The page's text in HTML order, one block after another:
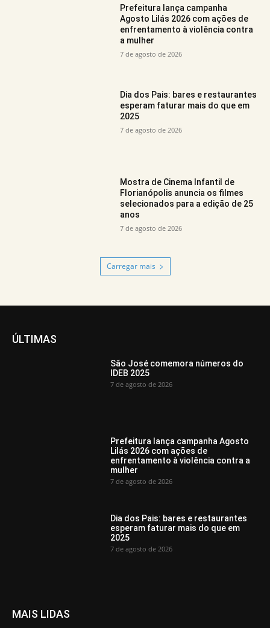
Prefeitura lança campanha
Agosto Lilás 2026 com ações de
enfrentamento à violência contra
a mulher
7 de agosto de 2026
Dia dos Pais: bares e restaurantes
esperam faturar mais do que em
2025
7 de agosto de 2026
Mostra de Cinema Infantil de
Florianópolis anuncia os filmes
selecionados para a edição de 25
anos
7 de agosto de 2026
Carregar mais
ÚLTIMAS
São José comemora números do
IDEB 2025
7 de agosto de 2026
Prefeitura lança campanha Agosto
Lilás 2026 com ações de
enfrentamento à violência contra a
mulher
7 de agosto de 2026
Dia dos Pais: bares e restaurantes
esperam faturar mais do que em
2025
7 de agosto de 2026
MAIS LIDAS